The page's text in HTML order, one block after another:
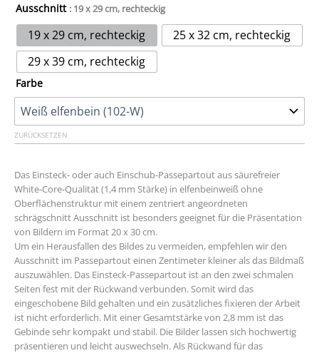
Ausschnitt : 19 x 29 cm, rechteckig
19 x 29 cm, rechteckig
25 x 32 cm, rechteckig
29 x 39 cm, rechteckig
Farbe
ZURÜCKSETZEN
Das Einsteck- oder auch Einschub-Passepartout aus säurefreier
White-Core-Qualität (1,4 mm Stärke) in elfenbeinweiß ohne
Oberflächenstruktur mit einem zentriert angeordneten
schrägschnitt Ausschnitt ist besonders geeignet für die Präsentation
von Bildern im Format 20 x 30 cm.
Um ein Herausfallen des Bildes zu vermeiden, empfehlen wir den
Ausschnitt im Passepartout einen Zentimeter kleiner als das Bildmaß
auszuwählen. Das Einsteck-Passepartout ist an den zwei schmalen
Seiten fest mit der Rückwand verbunden. Somit wird das
eingeschobene Bild gehalten und ein zusätzliches fixieren der Arbeit
ist nicht erforderlich. Mit einer Gesamtstärke von 2,8 mm ist das
Gebinde sehr kompakt und stabil. Die Bilder lassen sich hochwertig
präsentieren und leicht auswechseln. Als Rückwand für das